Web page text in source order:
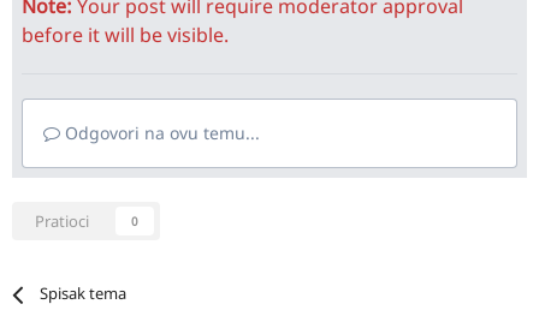
Note: Your post will require moderator approval
before it will be visible.
Odgovori na ovu temu...
Pratioci 0
Spisak tema